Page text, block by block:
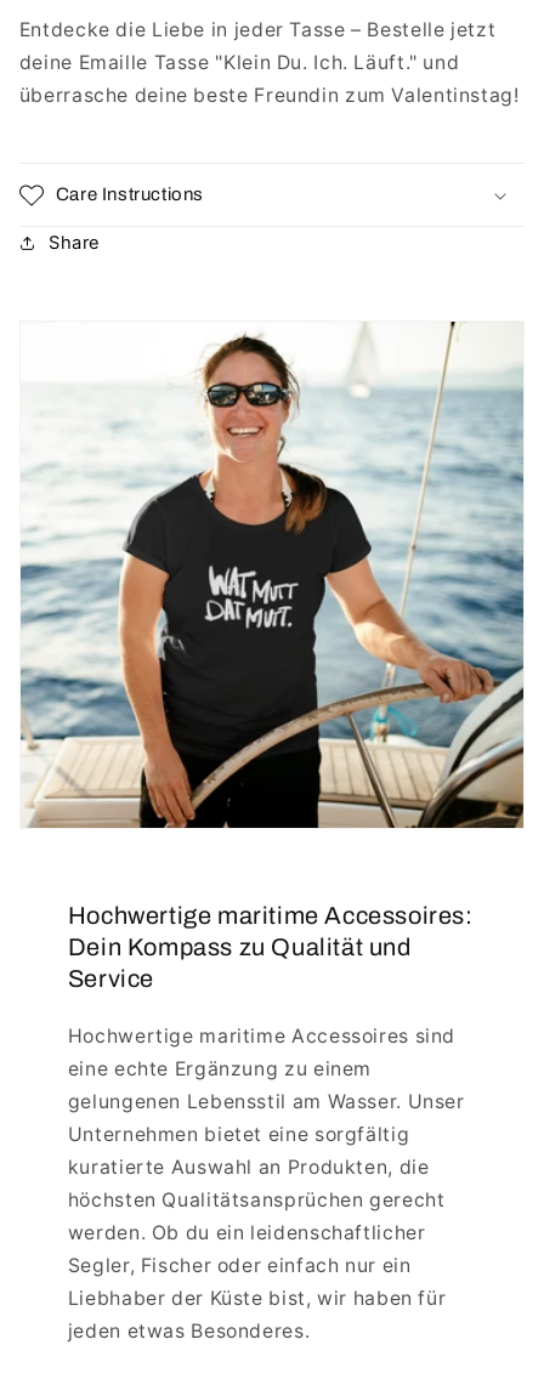
Entdecke die Liebe in jeder Tasse – Bestelle jetzt
deine Emaille Tasse "Klein Du. Ich. Läuft." und
überrasche deine beste Freundin zum Valentinstag!
Care Instructions
Share
Hochwertige maritime Accessoires:
Dein Kompass zu Qualität und
Service
Hochwertige maritime Accessoires sind
eine echte Ergänzung zu einem
gelungenen Lebensstil am Wasser. Unser
Unternehmen bietet eine sorgfältig
kuratierte Auswahl an Produkten, die
höchsten Qualitätsansprüchen gerecht
werden. Ob du ein leidenschaftlicher
Segler, Fischer oder einfach nur ein
Liebhaber der Küste bist, wir haben für
jeden etwas Besonderes.